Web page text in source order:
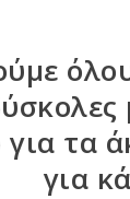
για τα
για